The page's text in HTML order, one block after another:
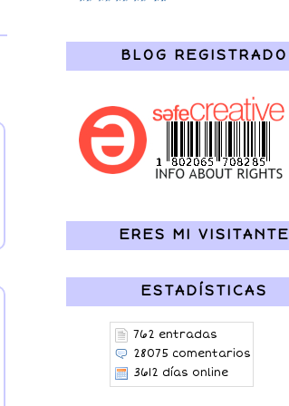
BLOG REGISTRADO
ERES MI VISITANTE
ESTADÍSTICAS
762 entradas
28075 comentarios
3612 días online